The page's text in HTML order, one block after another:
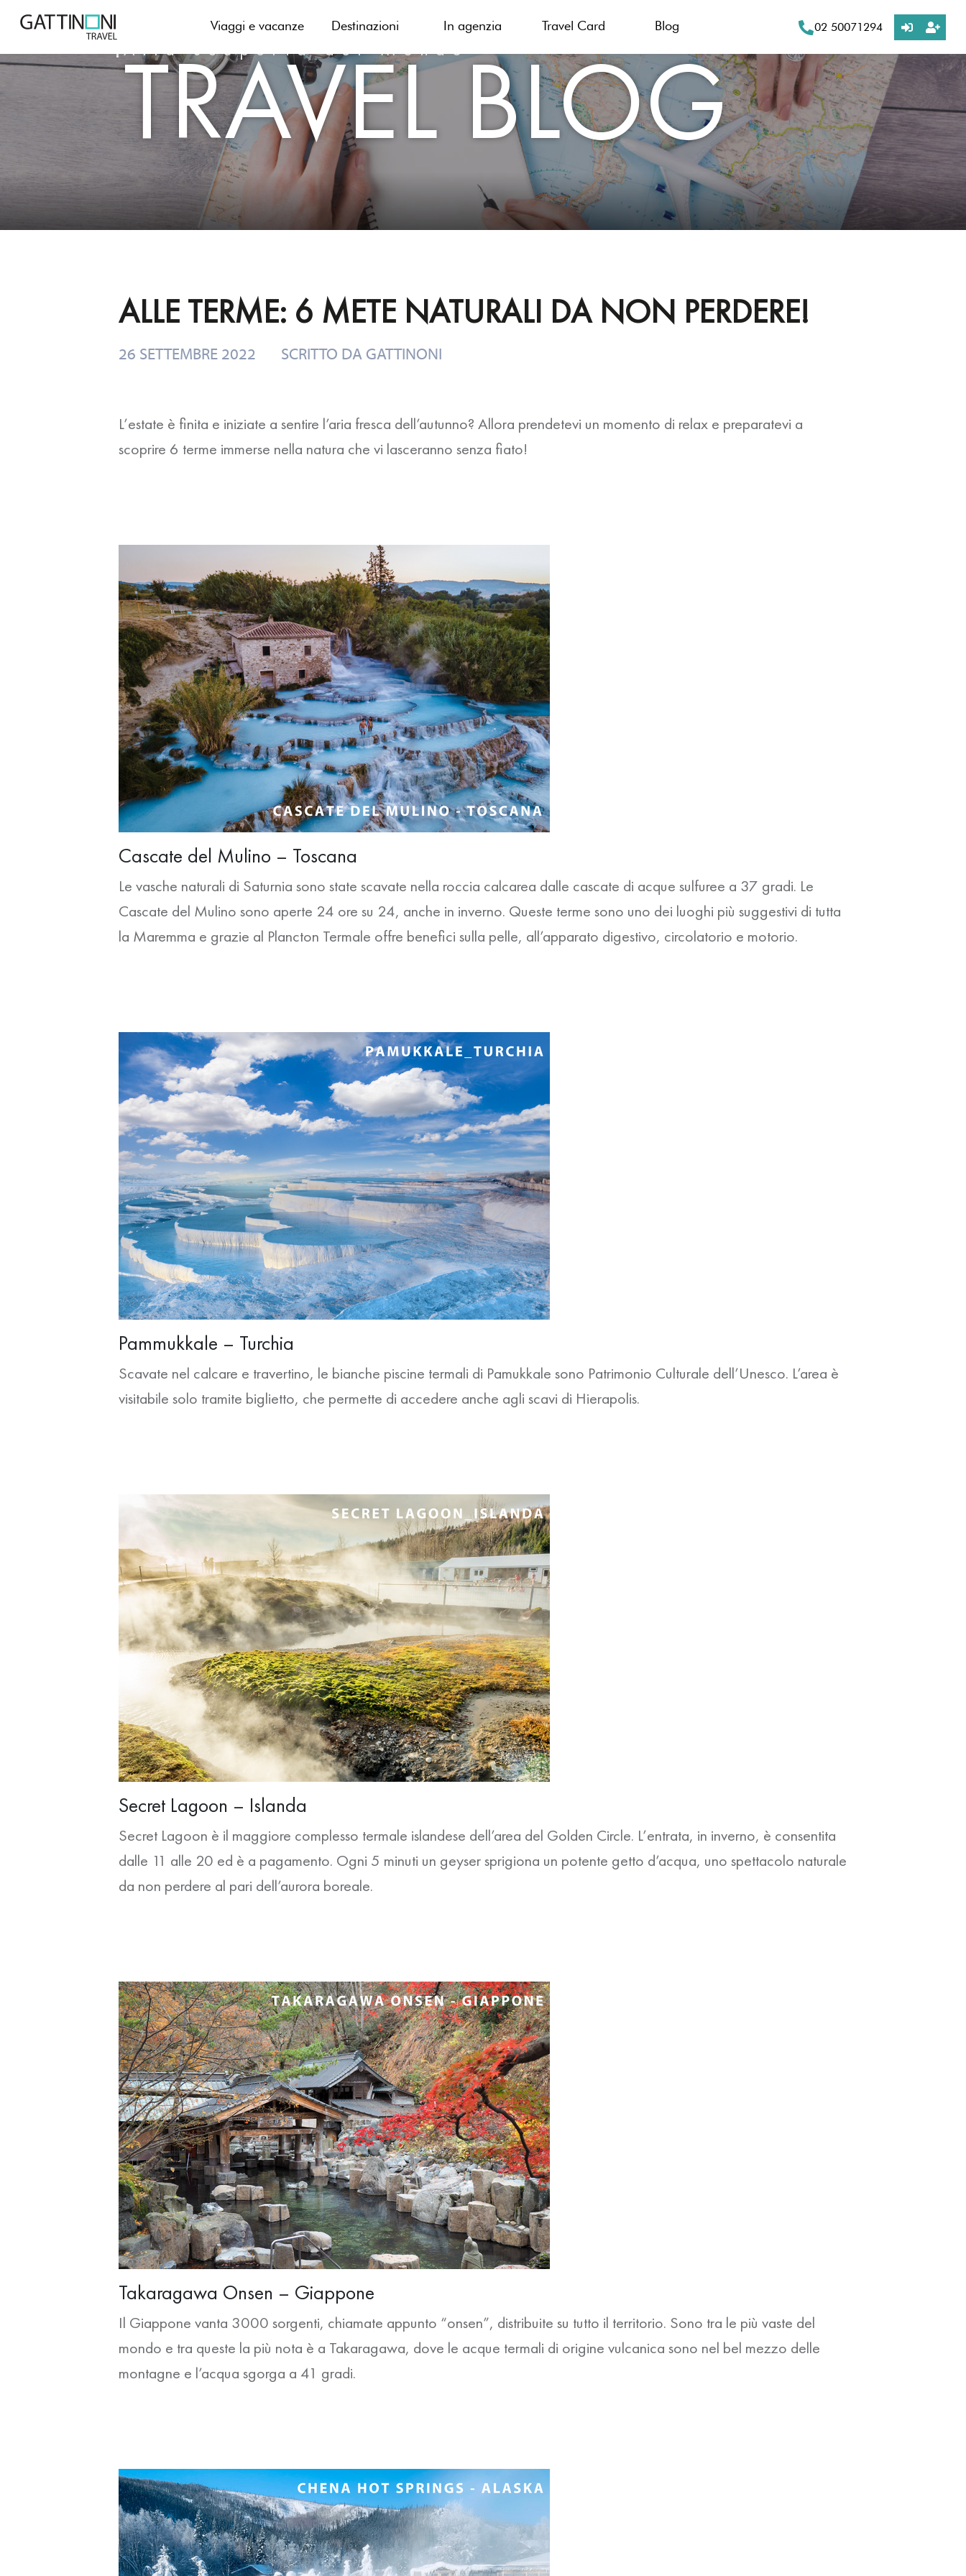
Viaggi e vacanze Destinazioni In agenzia Travel Card Blog 02 50071294
Alla scoperta del Mondo
TRAVEL BLOG
ALLE TERME: 6 METE NATURALI DA NON PERDERE!
26 SETTEMBRE 2022 SCRITTO DA GATTINONI
L’estate è finita e iniziate a sentire l’aria fresca dell’autunno? Allora prendetevi un momento di relax e preparatevi a
scoprire 6 terme immerse nella natura che vi lasceranno senza fiato!
Cascate del Mulino – Toscana
Le vasche naturali di Saturnia sono state scavate nella roccia calcarea dalle cascate di acque sulfuree a 37 gradi. Le
Cascate del Mulino sono aperte 24 ore su 24, anche in inverno. Queste terme sono uno dei luoghi più suggestivi di tutta
la Maremma e grazie al Plancton Termale offre benefici sulla pelle, all’apparato digestivo, circolatorio e motorio.
Pammukkale – Turchia
Scavate nel calcare e travertino, le bianche piscine termali di Pamukkale sono Patrimonio Culturale dell’Unesco. L’area è
visitabile solo tramite biglietto, che permette di accedere anche agli scavi di Hierapolis.
Secret Lagoon – Islanda
Secret Lagoon è il maggiore complesso termale islandese dell’area del Golden Circle. L’entrata, in inverno, è consentita
dalle 11 alle 20 ed è a pagamento. Ogni 5 minuti un geyser sprigiona un potente getto d’acqua, uno spettacolo naturale
da non perdere al pari dell’aurora boreale.
Takaragawa Onsen – Giappone
Il Giappone vanta 3000 sorgenti, chiamate appunto “onsen”, distribuite su tutto il territorio. Sono tra le più vaste del
mondo e tra queste la più nota è a Takaragawa, dove le acque termali di origine vulcanica sono nel bel mezzo delle
montagne e l’acqua sgorga a 41 gradi.